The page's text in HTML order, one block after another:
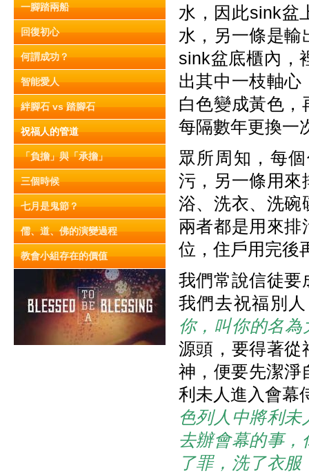
一腳踏兩船
回復初心
何謂成功？
智能愛人
絆腳石 vs 踏腳石
祝福人的管道
「負擔」與「承擔」
三個時候
七月是鬼節？
儒、道、佛的演變過程
教會小組存在的價值
水，因此sink盆
水，另一條是輸
sink盆底櫃內，
出其中一枝軸心
白色變成黃色，
每隔數年更換一
眾所周知，每
污，另一條用來
浴、洗衣、洗碗
兩者都是用來排
位，住戶用完後
我們常說信徒要
我們去祝福別
你，叫你的名
源頭，要得著從
神，便要先潔淨
利未人進入會幕
色列人中將利
去辦會幕的事，
了罪，洗了衣